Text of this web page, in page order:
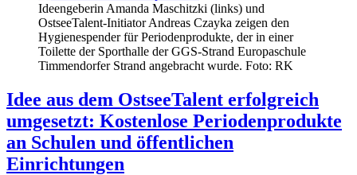
Ideengeberin Amanda Maschitzki (links) und
OstseeTalent-Initiator Andreas Czayka zeigen den
Hygienespender für Periodenprodukte, der in einer
Toilette der Sporthalle der GGS-Strand Europaschule
Timmendorfer Strand angebracht wurde. Foto: RK
Idee aus dem OstseeTalent erfolgreich
umgesetzt: Kostenlose Periodenprodukte
an Schulen und öffentlichen
Einrichtungen